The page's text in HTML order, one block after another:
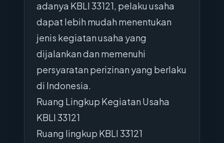
adanya KBLI 33121, pelaku usaha
dapat lebih mudah menentukan
jenis kegiatan usaha yang
dijalankan dan memenuhi
persyaratan perizinan yang berlaku
di Indonesia.
Ruang Lingkup Kegiatan Usaha
KBLI 33121
Ruang lingkup KBLI 33121